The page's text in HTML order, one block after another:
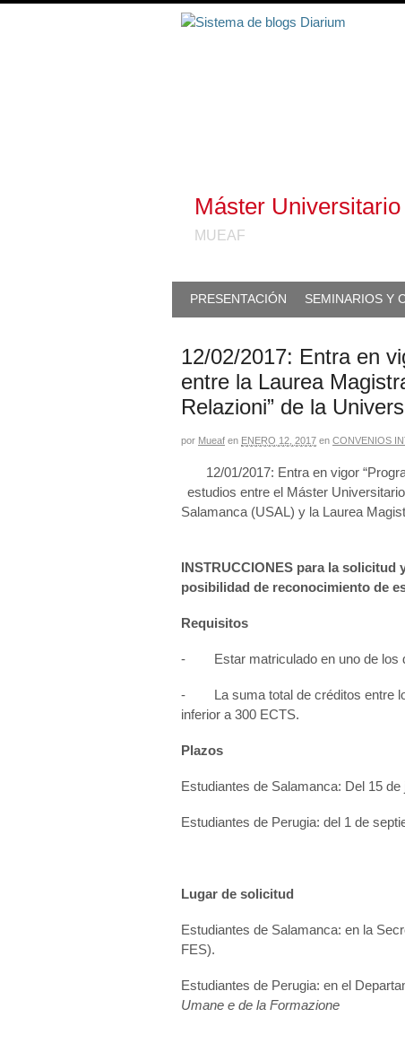
Máster
MUEAF
PRESENTACIÓN SEMINARIOS Y
12/02/2017: Entra en
entre la Laurea
Relazioni” de la
por Mueaf en ENERO 12, 2017 en CONVENIOS
12/01/2017: Entra en vigor
estudios entre el Máster
Salamanca (USAL) y la Laurea
INSTRUCCIONES para la solicitud
posibilidad de reconocimiento de
Requisitos
- Estar matriculado en uno de los
- La suma total de créditos entre
inferior a 300 ECTS.
Plazos
Estudiantes de Salamanca: Del 15
Estudiantes de Perugia: del 1 de
Lugar de solicitud
Estudiantes de Salamanca: en la
FES).
Estudiantes de Perugia: en el
Umane e de la Formazione